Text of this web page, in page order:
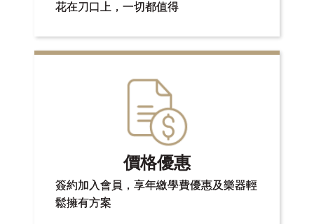
花在刀口上，一切都值得
價格優惠
簽約加入會員，享年繳學費優惠及樂器輕
鬆擁有方案